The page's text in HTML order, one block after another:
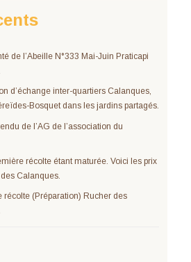
de l’Abeille N°333 Mai-Juin Praticapi
d’échange inter-quartiers Calanques,
Bosquet dans les jardins partagés.
de l’AG de l’association du
récolte étant maturée. Voici les prix
Calanques.
récolte (Préparation) Rucher des